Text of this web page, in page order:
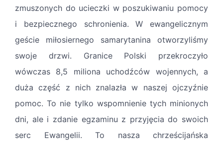
zmuszonych do ucieczki w poszukiwaniu pomocy
i bezpiecznego schronienia. W ewangelicznym
geście miłosiernego samarytanina otworzyliśmy
swoje drzwi. Granice Polski przekroczyło
wówczas 8,5 miliona uchodźców wojennych, a
duża część z nich znalazła w naszej ojczyźnie
pomoc. To nie tylko wspomnienie tych minionych
dni, ale i zdanie egzaminu z przyjęcia do swoich
serc Ewangelii. To nasza chrześcijańska